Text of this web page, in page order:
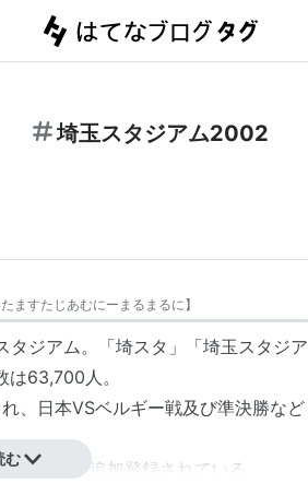
埼玉スタジアム2002
ますたじあむにーまるまるに】
タジアム。「埼スタ」「埼玉スタジア
は63,700人。
、日本VSベルギー戦及び準決勝など
ジアムに追加登録されている。
む